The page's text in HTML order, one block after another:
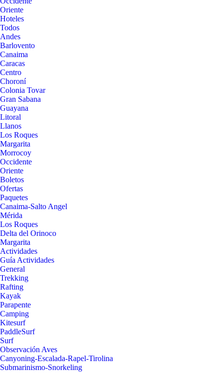
Oriente
Hoteles
Todos
Andes
Barlovento
Canaima
Caracas
Centro
Choroní
Colonia Tovar
Gran Sabana
Guayana
Litoral
Llanos
Los Roques
Margarita
Morrocoy
Occidente
Oriente
Boletos
Ofertas
Paquetes
Canaima-Salto Angel
Mérida
Los Roques
Delta del Orinoco
Margarita
Actividades
Guía Actividades
General
Trekking
Rafting
Kayak
Parapente
Camping
Kitesurf
PaddleSurf
Surf
Observación Aves
Canyoning-Escalada-Rapel-Tirolina
Submarinismo-Snorkeling